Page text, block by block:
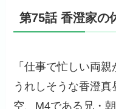
第75話 香澄家の
「仕事で忙しい両
うれしそうな香澄
空、M4である兄・